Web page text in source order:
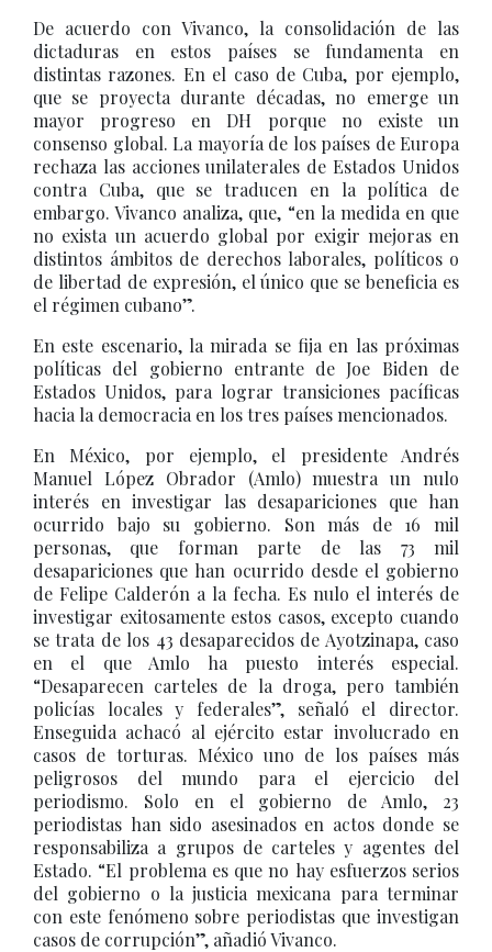
De acuerdo con Vivanco, la consolidación de las
dictaduras en estos países se fundamenta en
distintas razones. En el caso de Cuba, por ejemplo,
que se proyecta durante décadas, no emerge un
mayor progreso en DH porque no existe un
consenso global. La mayoría de los países de Europa
rechaza las acciones unilaterales de Estados Unidos
contra Cuba, que se traducen en la política de
embargo. Vivanco analiza, que, “en la medida en que
no exista un acuerdo global por exigir mejoras en
distintos ámbitos de derechos laborales, políticos o
de libertad de expresión, el único que se beneficia es
el régimen cubano”.
En este escenario, la mirada se fija en las próximas
políticas del gobierno entrante de Joe Biden de
Estados Unidos, para lograr transiciones pacíficas
hacia la democracia en los tres países mencionados.
En México, por ejemplo, el presidente Andrés
Manuel López Obrador (Amlo) muestra un nulo
interés en investigar las desapariciones que han
ocurrido bajo su gobierno. Son más de 16 mil
personas, que forman parte de las 73 mil
desapariciones que han ocurrido desde el gobierno
de Felipe Calderón a la fecha. Es nulo el interés de
investigar exitosamente estos casos, excepto cuando
se trata de los 43 desaparecidos de Ayotzinapa, caso
en el que Amlo ha puesto interés especial.
“Desaparecen carteles de la droga, pero también
policías locales y federales”, señaló el director.
Enseguida achacó al ejército estar involucrado en
casos de torturas. México uno de los países más
peligrosos del mundo para el ejercicio del
periodismo. Solo en el gobierno de Amlo, 23
periodistas han sido asesinados en actos donde se
responsabiliza a grupos de carteles y agentes del
Estado. “El problema es que no hay esfuerzos serios
del gobierno o la justicia mexicana para terminar
con este fenómeno sobre periodistas que investigan
casos de corrupción”, añadió Vivanco.